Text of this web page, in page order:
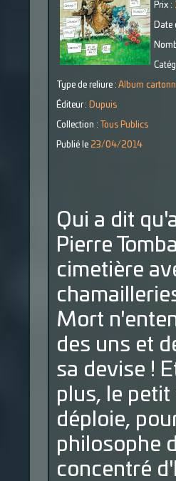
Prix :
Date
Type de reliure : Album
Éditeur : Dupuis
Collection : Tous Publics
Publié le 23/04/2014
Qui a dit
Pierre
cimetière
Mort
des uns et
sa devise !
plus, le
déploie,
philosophe
concentré